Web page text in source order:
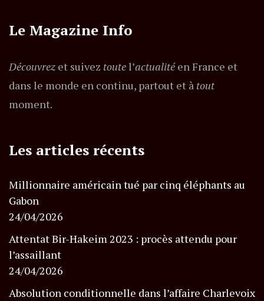
Le Magazine Info
Découvrez et suivez toutel’actualitéen France et
dans le monde en continu, partout et à tout
moment.
Les articles récents
Millionnaire américain tué par cinq éléphants au
Gabon
24/04/2026
Attentat Bir-Hakeim 2023 : procès attendu pour
l’assaillant
24/04/2026
Absolution conditionnelle dans l’affaire Charlevoix